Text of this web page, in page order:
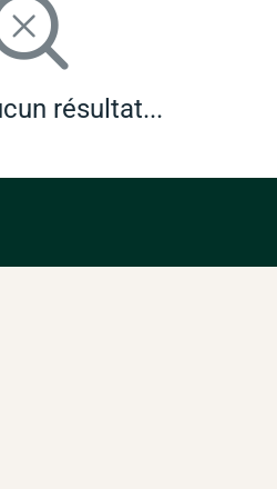
résultat...